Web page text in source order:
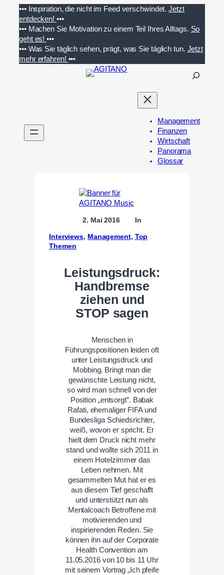
Inhalt
springen
••• Inspiration, die nicht im Feed verschwindet. Jetzt
entdecken! •••
••• Machen Sie Motivation zu einem Teil Ihres Alltags. So
geht es!•••
••• Was Sie täglich sehen, prägt, was Sie täglich tun. Jetzt
mehr erfahren! •••
n
Management
Finanzen
Wirtschaft
Panorama
Glossar
2. Mai 2016 In
Interviews, Management, Top
Themen
Leistungsdruck:
Handbremse
ziehen und
STOP sagen
Menschen in
Führungspositionen leiden oft
unter Leistungsdruck und
Mobbing. Bringt man die
gewünschte Leistung nicht,
so wird man schnell von der
Position „entsorgt”. Babak
Rafati, ehemaliger FIFA und
Bundesliga Schiedsrichter,
weiß, wovon er spricht. Er
hielt dem Druck nicht mehr
stand und wollte sich 2011 in
einem Hotelzimmer das
Leben nehmen. Mit
gesammelten Mut hat er es
aus diesem Tief geschafft
und unterstützt nun als
Mentalcoach Betroffene mit
motivierenden und
inspirierenden Reden. Sie
können ihn auf der Corporate
Health Convention am
11.05.2016 von 10 bis 11 Uhr
mit seinem Vortrag „Ich pfeife